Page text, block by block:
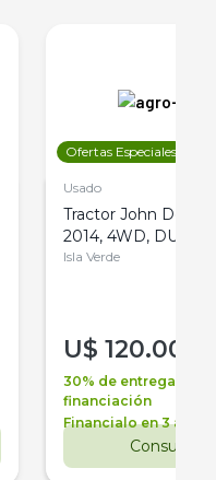
Ofertas Especiales
Usado
Tractor John Deere
2014, 4WD, DUAL
Isla Verde
U$ 120.000
30% de entrega +
financiación
Financialo en 3 años
Consultar